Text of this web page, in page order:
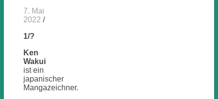
7. Mai
2022 /
1/?
Ken
Wakui
ist ein
japanischer
Mangazeichner.